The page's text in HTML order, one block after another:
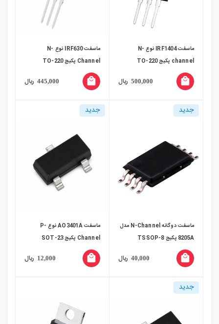
ماسفت IRF1404 نوع N-
channel پکیج TO-220
500,000 ریال local_mall
ماسفت IRF630 نوع N-
Channel پکیج TO-220
445,000 ریال local_mall
جدید
ماسفت دوگانه N-Channel مدل
8205A پکیج TSSOP-8
40,000 ریال local_mall
جدید
ماسفت AO3401A نوع P-
Channel پکیج SOT-23
12,000 ریال local_mall
جدید